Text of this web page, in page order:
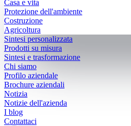
Casa e vita
Protezione dell'ambiente
Costruzione
Agricoltura
Sintesi personalizzata
Prodotti su misura
Sintesi e trasformazione
Chi siamo
Profilo aziendale
Brochure aziendali
Notizia
Notizie dell'azienda
I blog
Contattaci